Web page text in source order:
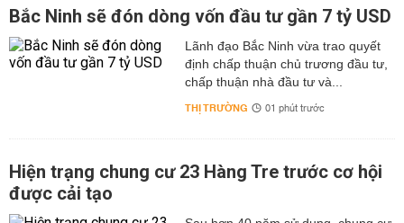
Bắc Ninh sẽ đón dòng vốn đầu tư gần 7 tỷ USD
Lãnh đạo Bắc Ninh vừa trao quyết
định chấp thuận chủ trương đầu tư,
chấp thuận nhà đầu tư và...
THỊ TRƯỜNG 01 phút trước
Hiện trạng chung cư 23 Hàng Tre trước cơ hội
được cải tạo